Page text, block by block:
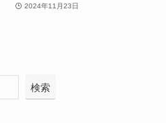
2024年11月23日
検索